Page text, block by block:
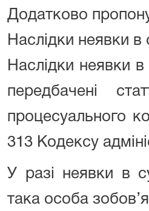
Додатково
Наслідки неявки в
Наслідки неявки
передбачені
процесуального
313 Кодексу
У разі неявки в
така особа